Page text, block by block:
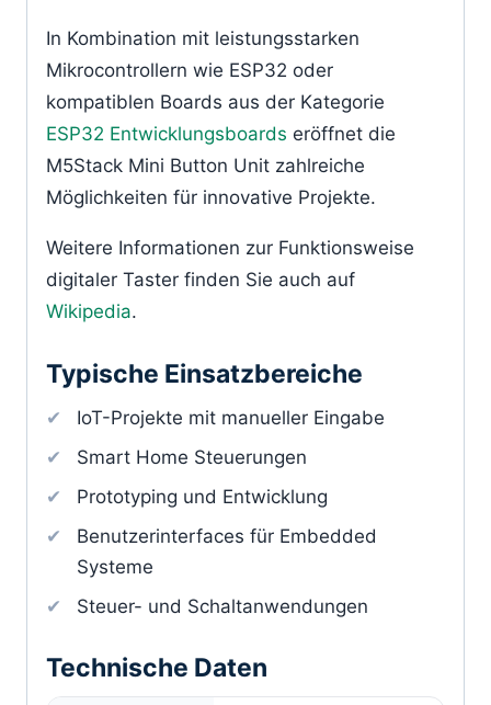
In Kombination mit leistungsstarken
Mikrocontrollern wie ESP32 oder
kompatiblen Boards aus der Kategorie
ESP32 Entwicklungsboards eröffnet die
M5Stack Mini Button Unit zahlreiche
Möglichkeiten für innovative Projekte.
Weitere Informationen zur Funktionsweise
digitaler Taster finden Sie auch auf
Wikipedia.
Typische Einsatzbereiche
IoT-Projekte mit manueller Eingabe
Smart Home Steuerungen
Prototyping und Entwicklung
Benutzerinterfaces für Embedded
Systeme
Steuer- und Schaltanwendungen
Technische Daten